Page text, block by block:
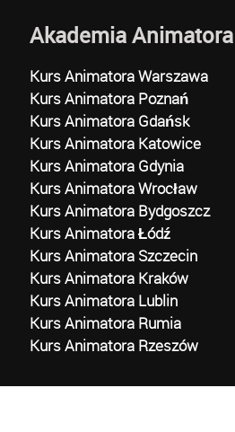
Akademia Animatora
Kurs Animatora Warszawa
Kurs Animatora Poznań
Kurs Animatora Gdańsk
Kurs Animatora Katowice
Kurs Animatora Gdynia
Kurs Animatora Wrocław
Kurs Animatora Bydgoszcz
Kurs Animatora Łódź
Kurs Animatora Szczecin
Kurs Animatora Kraków
Kurs Animatora Lublin
Kurs Animatora Rumia
Kurs Animatora Rzeszów